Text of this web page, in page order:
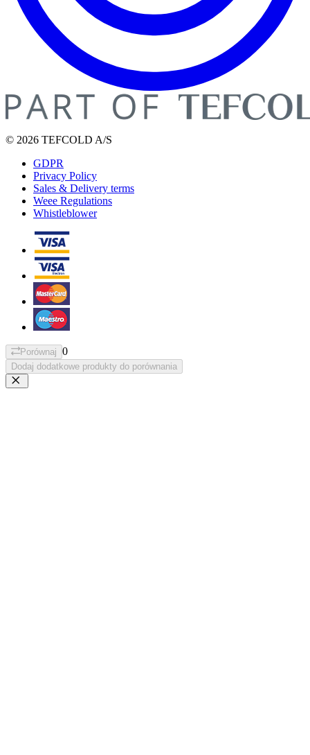
© 2026 TEFCOLD A/S
GDPR
Privacy Policy
Sales & Delivery terms
Weee Regulations
Whistleblower
Porównaj 0
Dodaj dodatkowe produkty do porównania